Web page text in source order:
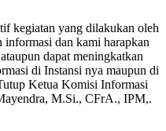
kegiatan yang dilakukan oleh
dan kami harapkan
dapat meningkatkan
di Instansi nya maupun di
Ketua Komisi Informasi
M.Si., CFrA., IPM,.